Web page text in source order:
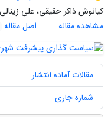
کیانوش ذاکر حقیقی، علی
مشاهده مقاله
اصل مقاله
مقالات آماده انتشار
شماره جاری